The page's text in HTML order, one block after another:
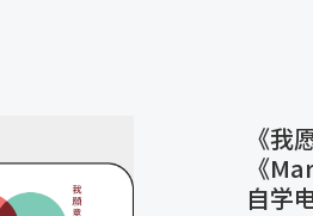
《我
《
自学